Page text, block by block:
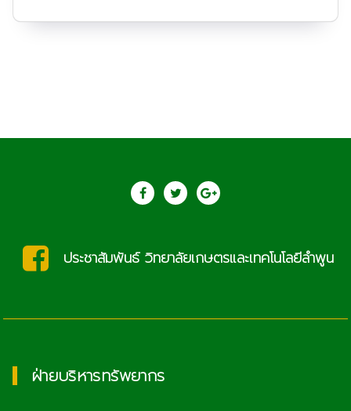
saraban@lcat.ac.th
ฝ่ายบริหารทรัพยากร